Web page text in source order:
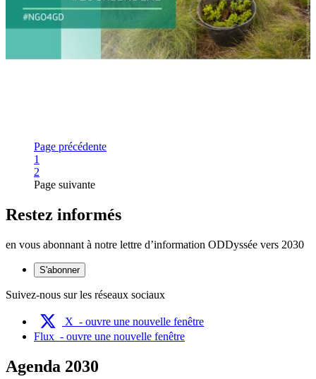
Page précédente
Page
1
Page
2
Page suivante
Restez informés
en vous abonnant à notre lettre d’information ODDyssée vers 2030
S'abonner
Suivez-nous sur les réseaux sociaux
X - ouvre une nouvelle fenêtre
Flux - ouvre une nouvelle fenêtre
Agenda 2030